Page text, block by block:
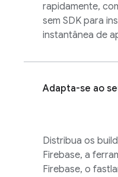
rapidamente,
sem SDK para
instantânea de
Adapta-se ao
Distribua os
Firebase, a
Firebase, o